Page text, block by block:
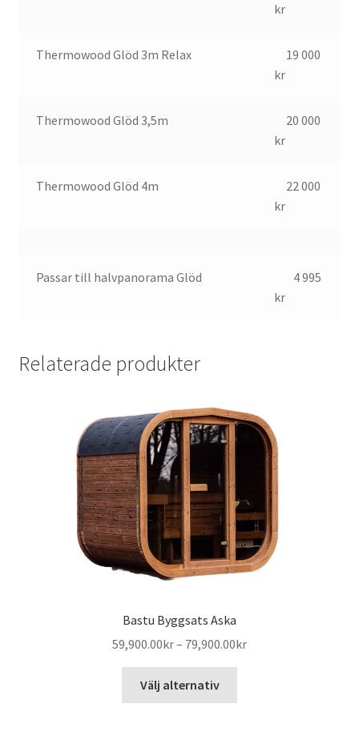
kr
Thermowood Glöd 3m Relax
19 000
kr
Thermowood Glöd 3,5m
20 000
kr
Thermowood Glöd 4m
22 000
kr
Passar till halvpanorama Glöd
4 995
kr
Relaterade produkter
Bastu Byggsats Aska
59,900.00kr– 79,900.00krPrisintervall:
Välj alternativ